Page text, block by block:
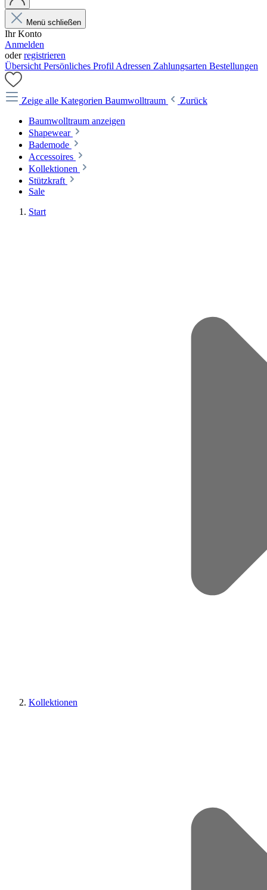
Menü schließen
Ihr Konto
Anmelden
oderregistrieren
Übersicht Persönliches Profil Adressen Zahlungsarten Bestellungen
Zeige alle Kategorien Baumwolltraum
Zurück
Baumwolltraum anzeigen
Shapewear
Bademode
Accessoires
Kollektionen
Stützkraft
Sale
Start
Kollektionen